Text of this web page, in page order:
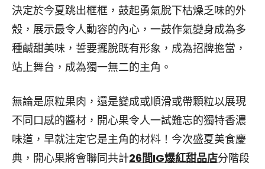
決定於今夏跳出框框，鼓起勇氣脫下枯燥乏味的外
殼，展示最令人動容的內心，一鼓作氣變身成為多
種鹹甜美味，誓要擺脫既有形象，成為招牌擔當，
站上舞台，成為獨一無二的主角。
無論是原粒果肉，還是變成或順滑或帶顆粒以展現
不同口感的醬材，開心果令人一試難忘的獨特香濃
味道，早就注定它是主角的材料！今次盛夏美食慶
典，開心果將會聯同共計26間IG爆紅甜品店分階段